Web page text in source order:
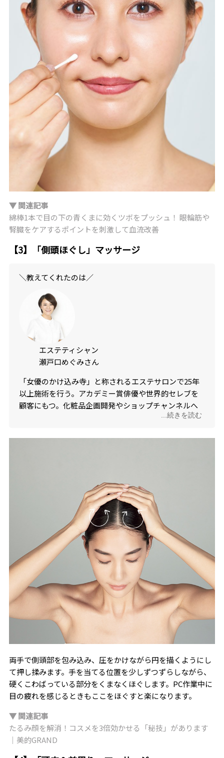
▼ 関連記事
綿棒1本で目の下の青くまに効くツボをプッシュ！ 眼輪筋や
腎臓をケアするポイントを刺激して血流改善
【3】「側頭ほぐし」マッサージ
＼教えてくれたのは／
エステティシャン
瀬戸口めぐみさん
「女優のかけ込み寺」と称されるエステサロンで25年
以上施術を行う。アカデミー賞俳優や世界的セレブを
顧客にもつ。化粧品企画開発やショップチャンネルへ
...続きを読む
両手で側頭部を包み込み、圧をかけながら円を描くようにし
て押し揉みます。手を当てる位置を少しずつずらしながら、
硬くこわばっている部分をくまなくほぐします。PC作業中に
目の疲れを感じるときもここをほぐすと楽になります。
▼ 関連記事
たるみ顔を解消！コスメを3倍効かせる「秘技」があります
｜美的GRAND